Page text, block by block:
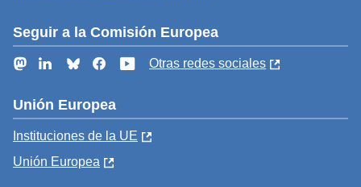
Seguir a la Comisión Europea
MastodonLinkedInBlueskyFacebookYouTube
Otras redes sociales
Unión Europea
Instituciones de la UE
Unión Europea